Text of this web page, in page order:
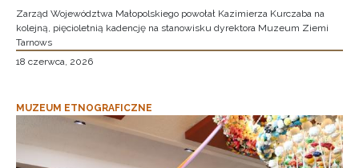
Zarząd Województwa Małopolskiego powołał Kazimierza Kurczaba na
kolejną, pięcioletnią kadencję na stanowisku dyrektora Muzeum Ziemi
Tarnows
18 czerwca, 2026
MUZEUM ETNOGRAFICZNE